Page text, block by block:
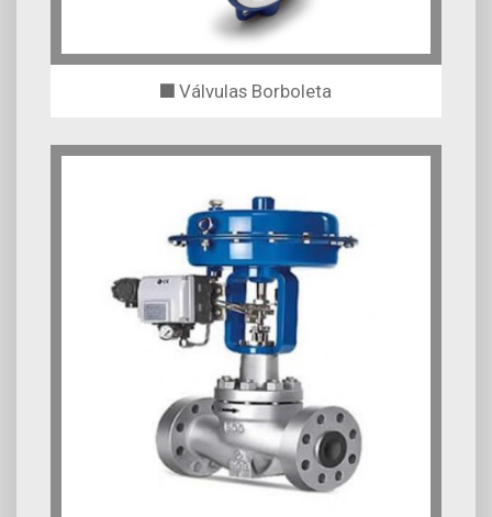
Válvulas Borboleta